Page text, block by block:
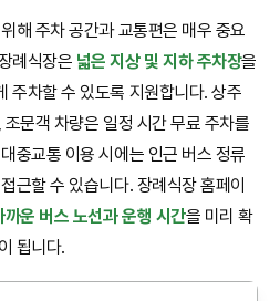
해 주차 공간과 교통편은 매우 중요
례식장은 넓은 지상 및 지하 주차장을
주차할 수 있도록 지원합니다. 상주
문객 차량은 일정 시간 무료 주차를
중교통 이용 시에는 인근 버스 정류
근할 수 있습니다. 장례식장 홈페이
까운 버스 노선과 운행 시간을 미리 확
됩니다.